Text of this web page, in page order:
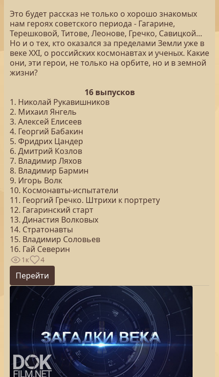
Это будет рассказ не только о хорошо знакомых
нам героях советского периода - Гагарине,
Терешковой, Титове, Леонове, Гречко, Савицкой…
Но и о тех, кто оказался за пределами Земли уже в
веке XXI, о российских космонавтах и ученых. Какие
они, эти герои, не только на орбите, но и в земной
жизни?
16 выпусков
1. Николай Рукавишников
2. Михаил Янгель
3. Алексей Елисеев
4. Георгий Бабакин
5. Фридрих Цандер
6. Дмитрий Козлов
7. Владимир Ляхов
8. Владимир Бармин
9. Игорь Волк
10. Космонавты-испытатели
11. Георгий Гречко. Штрихи к портрету
12. Гагаринский старт
13. Династия Волковых
14. Стратонавты
15. Владимир Соловьев
16. Гай Северин
1к 4
Перейти